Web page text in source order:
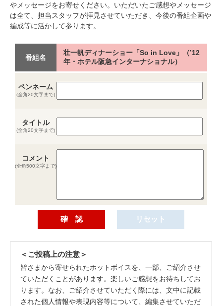
やメッセージをお寄せください。いただいたご感想やメッセージ
は全て、担当スタッフが拝見させていただき、今後の番組企画や
編成等に活かして参ります。
番組名
壮一帆ディナーショー「So in Love」（’12
年・ホテル阪急インターナショナル）
ペンネーム
(全角20文字まで)
タイトル
(全角20文字まで)
コメント
(全角500文字まで)
＜ご投稿上の注意＞
皆さまから寄せられたホットボイスを、一部、ご紹介させ
ていただくことがあります。楽しいご感想をお待ちしてお
ります。なお、ご紹介させていただく際には、文中に記載
された個人情報や表現内容等について、編集させていただ